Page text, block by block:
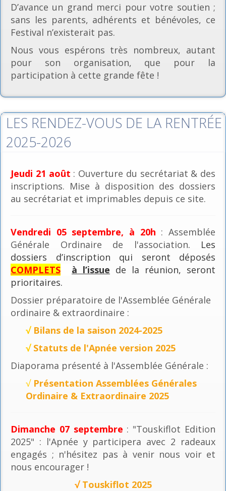
D’avance un grand merci pour votre soutien ;
sans les parents, adhérents et bénévoles, ce
Festival n’existerait pas.
Nous vous espérons très nombreux, autant
pour son organisation, que pour la
participation à cette grande fête !
LES RENDEZ-VOUS DE LA RENTRÉE
2025-2026
Jeudi 21 août : Ouverture du secrétariat & des
inscriptions. Mise à disposition des dossiers
au secrétariat et imprimables depuis ce site.
Vendredi 05 septembre, à 20h : Assemblée
Générale Ordinaire de l'association. Les
dossiers d’inscription qui seront déposés
COMPLETS
à l’issue de la réunion, seront
prioritaires.
Dossier préparatoire de l'Assemblée Générale
ordinaire & extraordinaire :
√ Bilans de la saison 2024-2025
√ Statuts de l'Apnée version 2025
Diaporama présenté à l'Assemblée Générale :
√ Présentation Assemblées Générales
Ordinaire & Extraordinaire 2025
Dimanche 07 septembre : "Touskiflot Edition
2025" : l'Apnée y participera avec 2 radeaux
engagés ; n'hésitez pas à venir nous voir et
nous encourager !
√ Touskiflot 2025